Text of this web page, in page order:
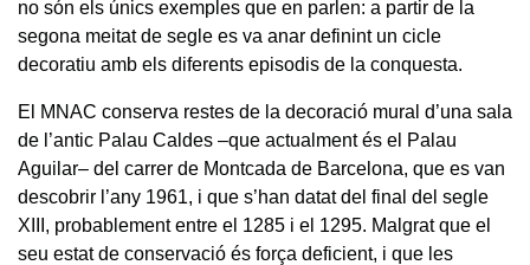
no són els únics exemples que en parlen: a partir de la
segona meitat de segle es va anar definint un cicle
decoratiu amb els diferents episodis de la conquesta.
El MNAC conserva restes de la decoració mural d’una sala
de l’antic Palau Caldes –que actualment és el Palau
Aguilar– del carrer de Montcada de Barcelona, que es van
descobrir l’any 1961, i que s’han datat del final del segle
XIII, probablement entre el 1285 i el 1295. Malgrat que el
seu estat de conservació és força deficient, i que les